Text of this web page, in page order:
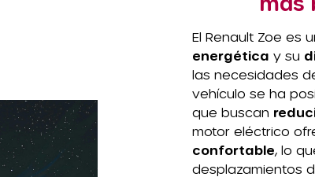
El Renault Zoe es
energética y su
las necesidades
vehículo se ha
que buscan
motor eléctrico
confortable, lo
desplazamientos